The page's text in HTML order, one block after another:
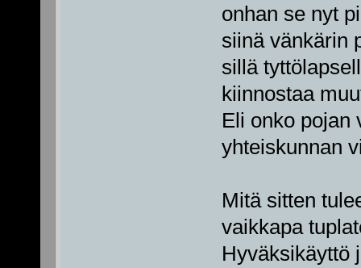
onhan se nyt
siinä vänkärin
sillä
kiinnostaa
Eli onko pojan
yhteiskunnan
Mitä sitten
vaikkapa
Hyväksikäyttö